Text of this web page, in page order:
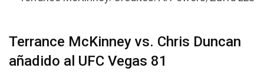
Terrance McKinney vs. Chris Duncan
añadido al UFC Vegas 81